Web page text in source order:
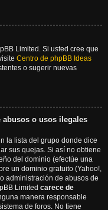
Limited. Si usted cree que
Centro de phpBB Ideas
o sugerir nuevas
abusos o usos ilegales
la lista del grupo donde dice
sus quejas. Si así no obtiene
del dominio (efectúe una
un dominio gratuito (Yahoo!,
administración de abusos de
Limited carece de
manera responsable
de foros. No tiene